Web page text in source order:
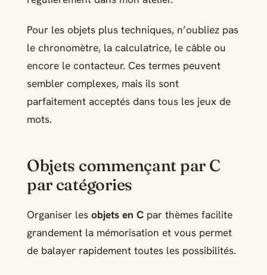
Pour les objets plus techniques, n’oubliez pas
le chronomètre, la calculatrice, le câble ou
encore le contacteur. Ces termes peuvent
sembler complexes, mais ils sont
parfaitement acceptés dans tous les jeux de
mots.
Objets commençant par C
par catégories
Organiser les objets en Cpar thèmes facilite
grandement la mémorisation et vous permet
de balayer rapidement toutes les possibilités.